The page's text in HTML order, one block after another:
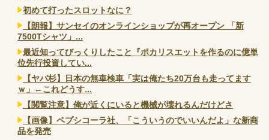
初めて打ったスロットなに？
【朗報】サンセイのオンラインショップが再オープン 「新
7500Tシャツ」...
最近知ってびっくりしたこと『ポカリスエットを作るのに億単
位先行投資してい...
【ヤバ杉】日本の無車検車「実は俺たち20万台も走ってます
ｗ」←これどうす...
【閲覧注意】俺が近くにいると機械が壊れるんだけどさ
【画像】ペプシコーラ社、「こういうのでいいんだよ」な新商
品を発売